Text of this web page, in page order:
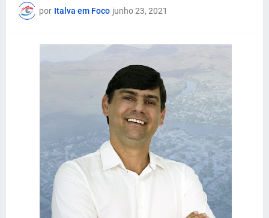
por Italva em Foco junho 23, 2021